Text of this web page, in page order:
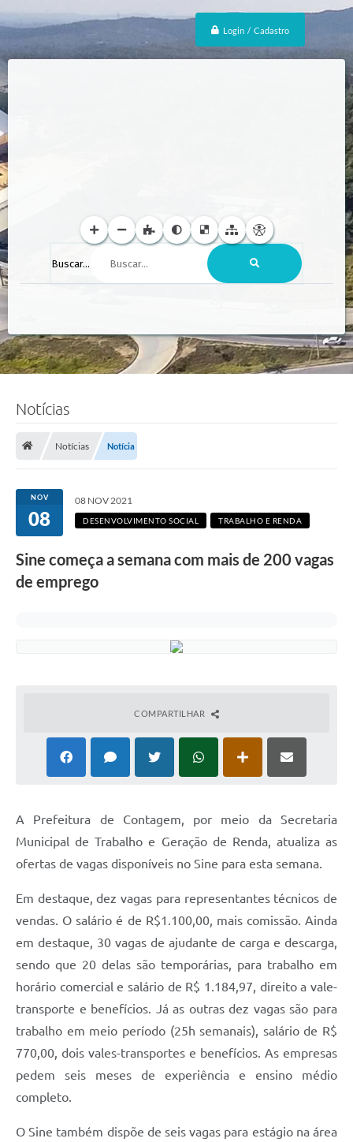
Login / Cadastro
Buscar...
Notícias
Notícias Notícia
NOV
08
08 NOV 2021
DESENVOLVIMENTO SOCIAL TRABALHO E RENDA
Sine começa a semana com mais de 200 vagas
de emprego
COMPARTILHAR
A Prefeitura de Contagem, por meio da Secretaria
Municipal de Trabalho e Geração de Renda, atualiza as
ofertas de vagas disponíveis no Sine para esta semana.
Em destaque, dez vagas para representantes técnicos de
vendas. O salário é de R$1.100,00, mais comissão. Ainda
em destaque, 30 vagas de ajudante de carga e descarga,
sendo que 20 delas são temporárias, para trabalho em
horário comercial e salário de R$ 1.184,97, direito a vale-
transporte e benefícios. Já as outras dez vagas são para
trabalho em meio período (25h semanais), salário de R$
770,00, dois vales-transportes e benefícios. As empresas
pedem seis meses de experiência e ensino médio
completo.
O Sine também dispõe de seis vagas para estágio na área